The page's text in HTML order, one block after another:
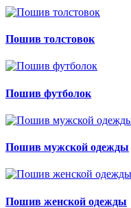
Пошив толстовок
Пошив футболок
Пошив мужской одежды
Пошив женской одежды